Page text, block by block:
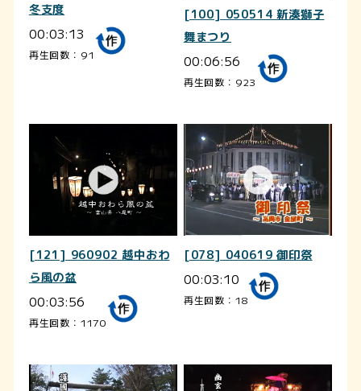
冬支度
00:03:13
再生回数：91
[100] 050514 新湊獅子
舞まつり
00:06:56
再生回数：923
[121] 960902 越中おわ
ら風の盆
00:03:56
再生回数：1170
[078] 040619 御印祭
00:03:10
再生回数：18